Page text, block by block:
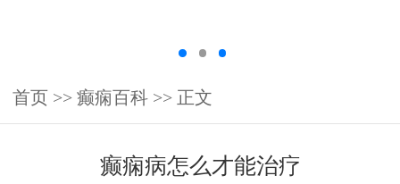
首页 >> 癫痫百科 >> 正文
癫痫病怎么才能治疗